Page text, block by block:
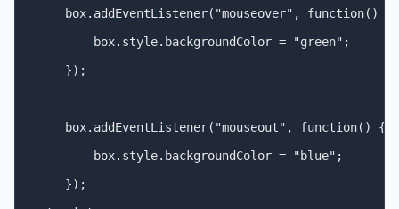
    box.addEventListener("mouseover", function() {
        box.style.backgroundColor = "green";
    });
    box.addEventListener("mouseout", function() {
        box.style.backgroundColor = "blue";
    });